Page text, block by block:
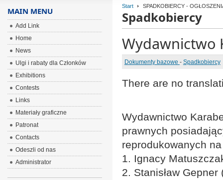
Start SPADKOBIERCY -
Spadkobiercy
Wydawnictwo
Dokumenty bazowe - Spadkobiercy
There are no
Wydawnictwo
prawnych
reprodukowanych
1. Ignacy
2. Stanisław Gepner
MAIN MENU
Add Link
Home
News
Ulgi i rabaty dla Członków
Exhibitions
Contests
Links
Materiały graficzne
Patronat
Contacts
Odeszli od nas
Administrator